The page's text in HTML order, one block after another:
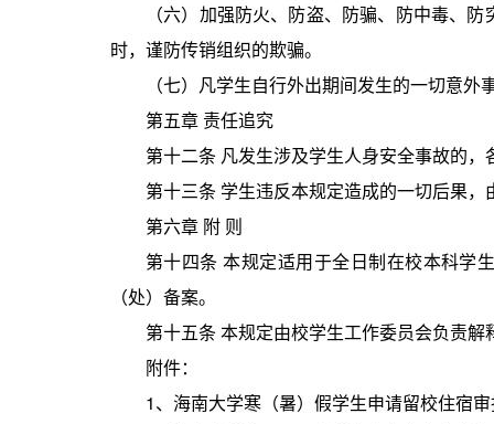
（六）加强防火、防盗、防骗、防中毒、
时，谨防传销组织的欺骗。
（七）凡学生自行外出期间发生的一切意外
第五章 责任追究
第十二条 凡发生涉及学生人身安全事故的
第十三条 学生违反本规定造成的一切后果
第六章 附 则
第十四条 本规定适用于全日制在校本科学
（处）备案。
第十五条 本规定由校学生工作委员会负责
附件：
1、海南大学寒（暑）假学生申请留校住宿